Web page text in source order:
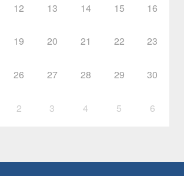
12 13 14 15 16
19 20 21 22 23
26 27 28 29 30
2 3 4 5 6